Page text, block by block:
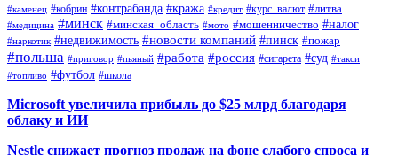
#каменец #кобрин #контрабанда #кража #кредит #курс_валют #литва
#медицина #минск #минская_область #мото #мошенничество #налог
#наркотик #недвижимость #новости компаний #пинск #пожар
#польша #приговор #пьяный #работа #россия #сигарета #суд #такси
#топливо #футбол #школа
Microsoft увеличила прибыль до $25 млрд благодаря
облаку и ИИ
Nestle снижает прогноз продаж на фоне слабого спроса и